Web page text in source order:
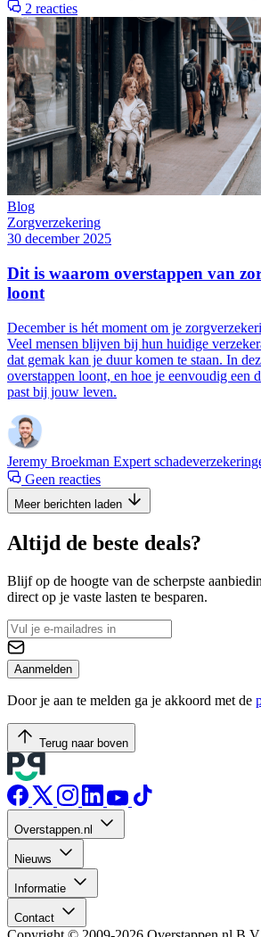
2 reacties
Blog
Zorgverzekering
30 december 2025
Dit is waarom overstappen van
loont
December is hét moment om je
Veel mensen blijven bij hun huidige
dat gemak kan je duur komen te staan. In
overstappen loont, en hoe je eenvoudig een
past bij jouw leven.
Jeremy Broekman Expert
Geen reacties
Meer berichten laden
Altijd de beste deals?
Blijf op de hoogte van de scherpste
direct op je vaste lasten te besparen.
Aanmelden
Door je aan te melden ga je akkoord met de
Terug naar boven
Overstappen.nl
Nieuws
Informatie
Contact